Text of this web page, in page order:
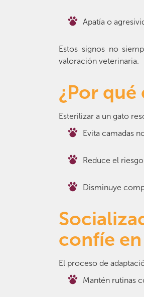
Apatía o
Estos signos no
valoración veterinaria.
¿Por
Esterilizar a un gato
Evita camadas
Reduce el
Disminuye
confíe
El proceso de
Mantén rutinas